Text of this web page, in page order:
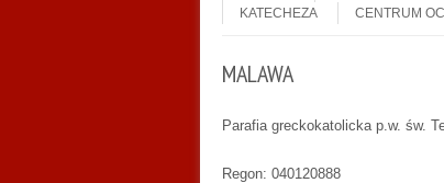
KATECHEZA
CENTRUM
MALAWA
Parafia greckokatolicka p.w. św.
Regon: 040120888